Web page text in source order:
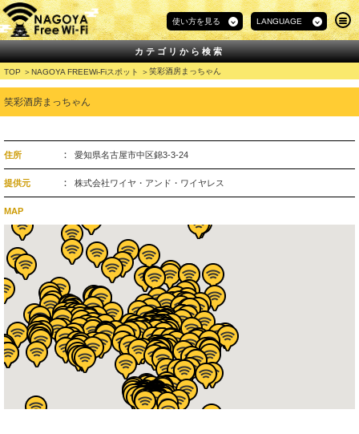
使い方を見る LANGUAGE
カテゴリから検索
TOP NAGOYA FREEWi-Fiスポット 笑彩酒房まっちゃん
笑彩酒房まっちゃん
住所 愛知県名古屋市中区錦3-3-24
提供元 株式会社ワイヤ・アンド・ワイヤレス
MAP